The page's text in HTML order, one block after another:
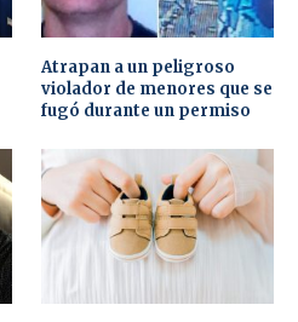
Atrapan a un peligroso
violador de menores que se
fugó durante un permiso